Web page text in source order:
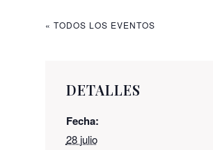
« TODOS LOS EVENTOS
DETALLES
Fecha:
28 julio